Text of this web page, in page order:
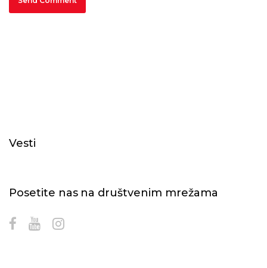
Vesti
Posetite nas na društvenim mrežama